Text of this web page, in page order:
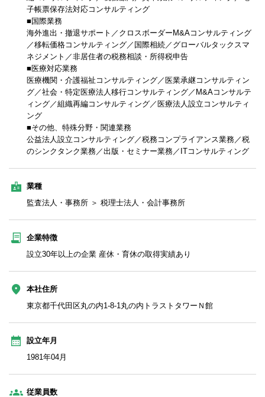
子帳票保存法対応コンサルティング
■国際業務
海外進出・撤退サポート／クロスボーダーM&Aコンサルティング
／移転価格コンサルティング／国際相続／グローバルタックスマ
ネジメント／非居住者の税務相談・所得税申告
■医療対応業務
医療機関・介護福祉コンサルティング／医業承継コンサルティン
グ／社会・特定医療法人移行コンサルティング／M&Aコンサルテ
ィング／組織再編コンサルティング／医療法人設立コンサルティ
ング
■その他、特殊分野・関連業務
公益法人設立コンサルティング／税務コンプライアンス業務／税
のシンクタンク業務／出版・セミナー業務／ITコンサルティング
業種
監査法人・事務所 ＞ 税理士法人・会計事務所
企業特徴
設立30年以上の企業 産休・育休の取得実績あり
本社住所
東京都千代田区丸の内1-8-1丸の内トラストタワーＮ館
設立年月
1981年04月
従業員数